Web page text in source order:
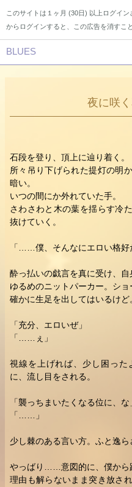
このサイトは１ヶ月 (30日) 以上ログイ
からログインすると、この広告を消すこ
BLUES
夜に咲
石段を登り、頂上に辿り着く。
所々吊り下げられた提灯の明
暗い。
いつの間にか外れていた手。
さわさわと木の葉を揺らす冷
抜けていく。
「……僕、そんなにエロい格好
酔っ払いの戯言を真に受け、自
ゆるめのニットパーカー。ショ
確かに生足を出してはいるけ
「充分、エロいぜ」
「……ぇ」
視線を上げれば、少し困っ
に、流し目をされる。
「襲っちまいたくなる位に、な
「……」
少し棘のある言い方。ふと逸ら
やっばり……意図的に、僕か
理由も解らないまま突き放さ